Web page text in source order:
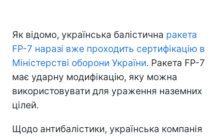
Як відомо, українська балістична ракета
FP-7 наразі вже проходить сертифікацію в
Міністерстві оборони України. Ракета FP-7
має ударну модифікацію, яку можна
використовувати для ураження наземних
цілей.
Щодо антибалістики, українська компанія